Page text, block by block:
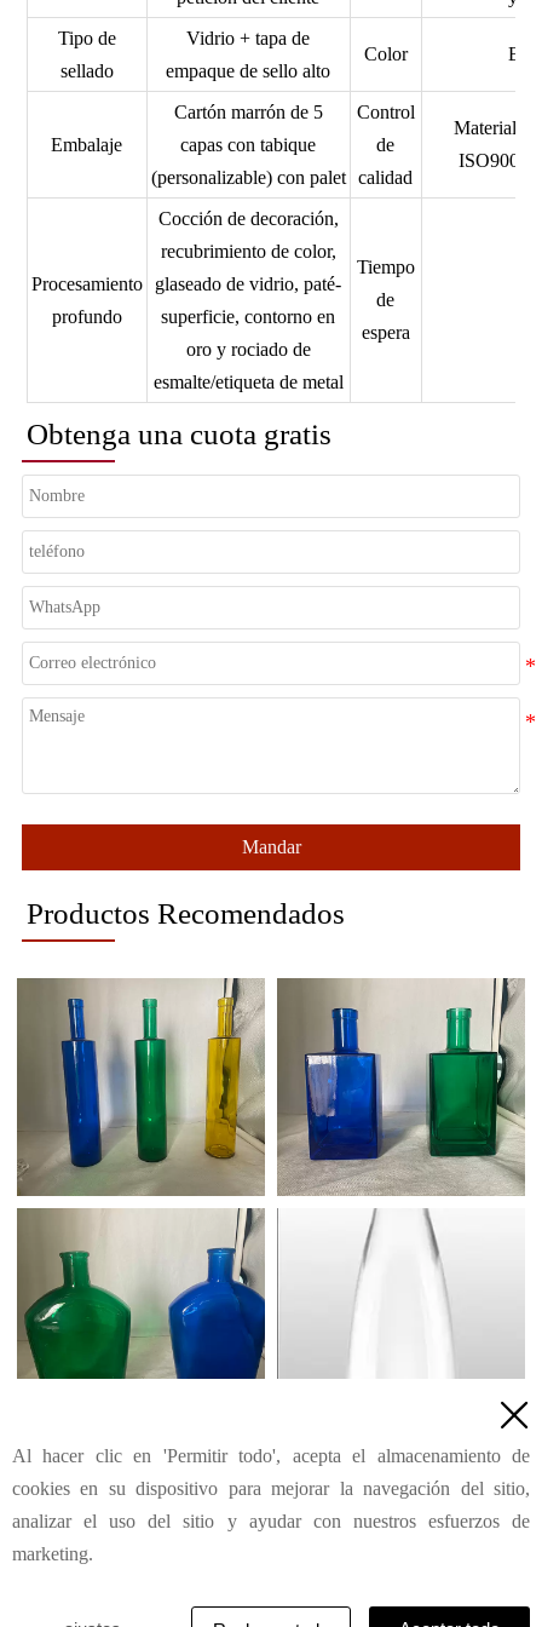
Tipo de
sellado
Vidrio + tapa de
empaque de sello alto
Color
Embalaje
Cartón marrón de 5
capas con tabique
(personalizable) con palet
Control
de
calidad
Material
ISO9001,
Procesamiento
profundo
Cocción de decoración,
recubrimiento de color,
glaseado de vidrio, paté-
superficie, contorno en
oro y rociado de
esmalte/etiqueta de metal
Tiempo
de
espera
Obtenga una cuota gratis
Mandar
Productos Recomendados
6 7
todos los derechos

Al hacer clic en 'Permitir todo', acepta el almacenamiento de
cookies en su dispositivo para mejorar la navegación del sitio,
analizar el uso del sitio y ayudar con nuestros esfuerzos de
marketing.